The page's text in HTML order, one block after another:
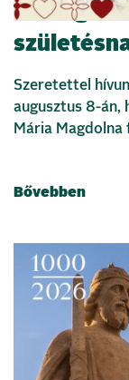
Boldog
Szeretettel
augusztus 8-án,
Mária Magdolna
Bővebben